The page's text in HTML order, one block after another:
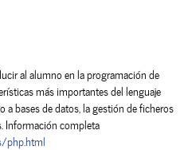
al alumno en la programación de
más importantes del lenguaje
a bases de datos, la gestión de ficheros
Información completa
php.html